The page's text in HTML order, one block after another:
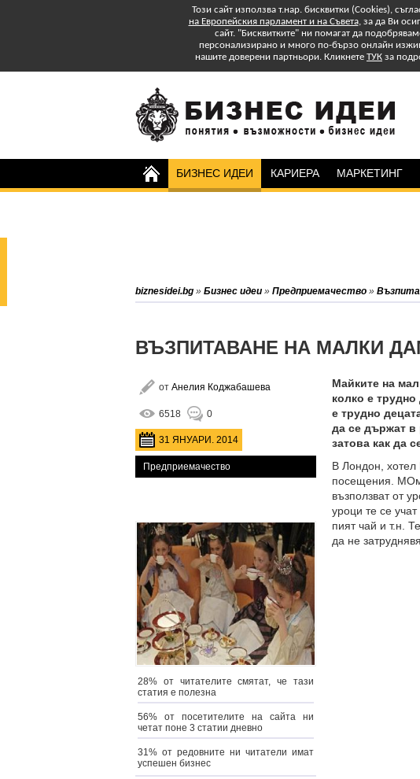
Този сайт използва т.нар. бисквитки (Cookies),
на Европейския парламент и на Съвета, за да Ви
сайт. "Бисквитките" ни помагат да
персонализирано и много по-бързо онлайн
нашите доверени партньори. Кликнете ТУК за
БИЗНЕС ИДЕИ КАРИЕРА МАРКЕТИНГ
biznesidei.bg » Бизнес идеи » Предприемачество »
ВЪЗПИТАВАНЕ НА МАЛКИ
от Анелия Коджабашева
6518 0
31 ЯНУАРИ. 2014
Предприемачество
28% от читателите смятат, че тази
статия е полезна
56% от посетителите на сайта ни
четат поне 3 статии дневно
31% от редовните ни читатели имат
успешен бизнес
Майките на
колко е
е трудно
да се държат в
затова как да
В Лондон, хотел
посещения.
възползват от
уроци те се учат
пият чай и т.н.
да не
Абонирайте се за бюлетина на
biznesidei.bg и бъдете в крак с